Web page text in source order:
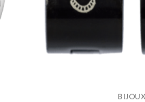
BAGUES